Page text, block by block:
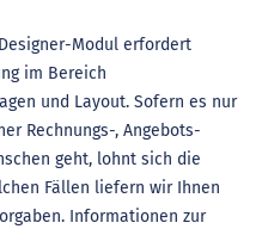
Modul erfordert
im Bereich
und Layout. Sofern es nur
Rechnungs-, Angebots-
geht, lohnt sich die
Fällen liefern wir Ihnen
Informationen zur